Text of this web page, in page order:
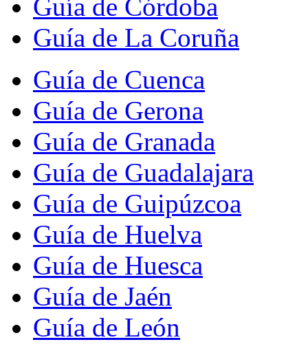
Guía de Córdoba
Guía de La Coruña
Guía de Cuenca
Guía de Gerona
Guía de Granada
Guía de Guadalajara
Guía de Guipúzcoa
Guía de Huelva
Guía de Huesca
Guía de Jaén
Guía de León